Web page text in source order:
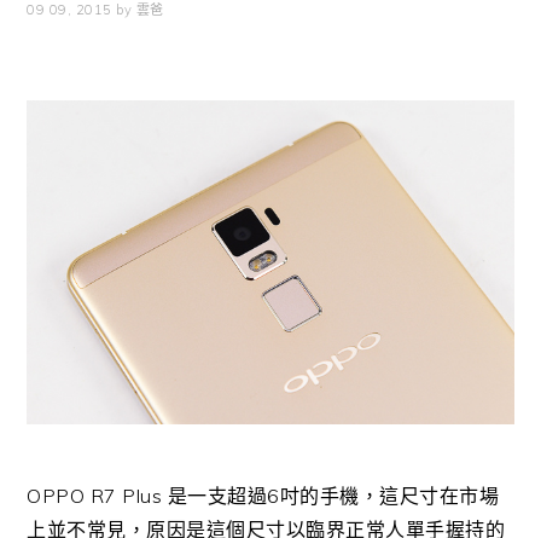
09 09, 2015 by 雲爸
OPPO R7 Plus 是一支超過6吋的手機，這尺寸在市場
上並不常見，原因是這個尺寸以臨界正常人單手握持的